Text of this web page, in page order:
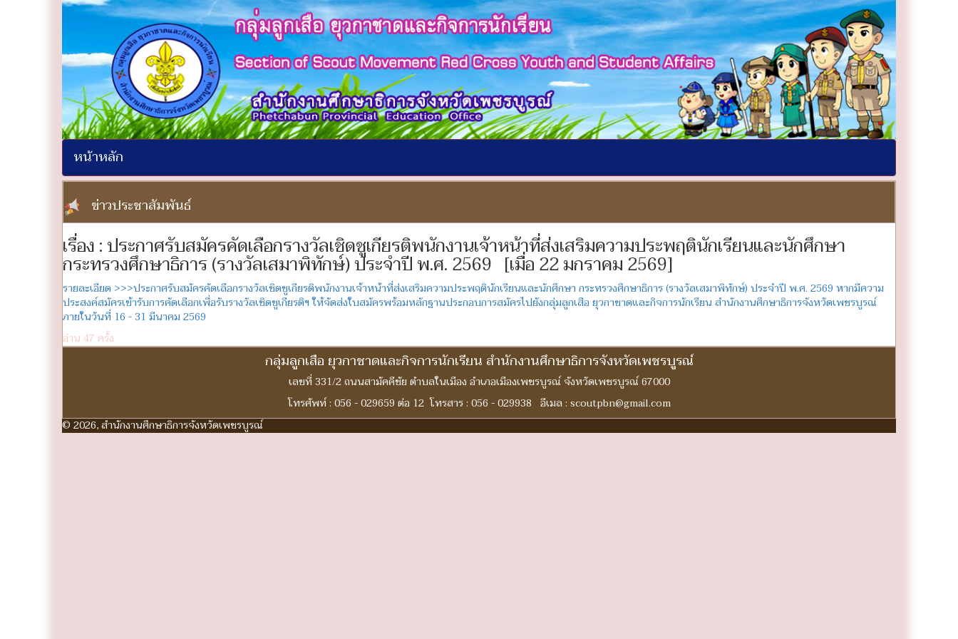
หน้าหลัก
ข่าวประชาสัมพันธ์
เรื่อง : ประกาศรับสมัครคัดเลือกรางวัลเชิดชูเกียรติพนักงานเจ้าหน้าที่ส่งเสริมความประพฤตินักเรียนและนักศึกษา
กระทรวงศึกษาธิการ (รางวัลเสมาพิทักษ์) ประจำปี พ.ศ. 2569 [เมื่อ 22 มกราคม 2569]
รายละเอียด >>>ประกาศรับสมัครคัดเลือกรางวัลเชิดชูเกียรติพนักงานเจ้าหน้าที่ส่งเสริมความประพฤตินักเรียนและนักศึกษา กระทรวงศึกษาธิการ (รางวัลเสมาพิทักษ์) ประจำปี พ.ศ. 2569 หากมีความ
ประสงค์สมัครเข้ารับการคัดเลือกเพื่อรับรางวัลเชิดชูเกียรติฯ ให้จัดส่งใบสมัครพร้อมหลักฐานประกอบการสมัครไปยังกลุ่มลูกเสือ ยุวกาชาดและกิจการนักเรียน สำนักงานศึกษาธิการจังหวัดเพชรบูรณ์
ภายในวันที่ 16 - 31 มีนาคม 2569
อ่าน 47 ครั้ง
กลุ่มลูกเสือ ยุวกาชาดและกิจการนักเรียน สำนักงานศึกษาธิการจังหวัดเพชรบูรณ์
เลขที่ 331/2 ถนนสามัคคีชัย ตำบลในเมือง อำเภอเมืองเพชรบูรณ์ จังหวัดเพชรบูรณ์ 67000
โทรศัพท์ : 056 - 029659 ต่อ 12 โทรสาร : 056 - 029938 อีเมล : scoutpbn@gmail.com
© 2026, สำนักงานศึกษาธิการจังหวัดเพชรบูรณ์